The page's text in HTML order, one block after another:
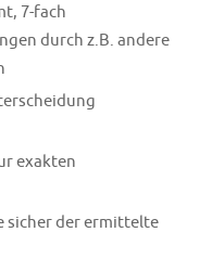
7-fach
durch z.B. andere
exakten
sicher der ermittelte